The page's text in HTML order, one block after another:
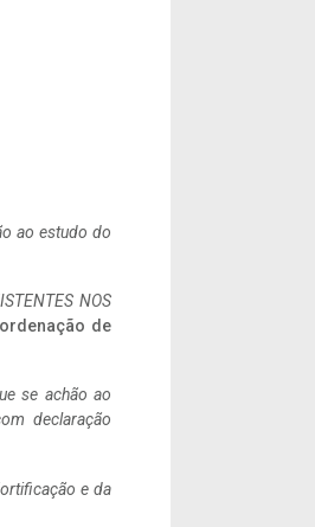
ao estudo do
NOS
de
se achão ao
declaração
e da